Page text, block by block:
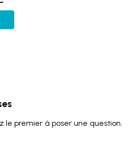
le premier à poser une question.